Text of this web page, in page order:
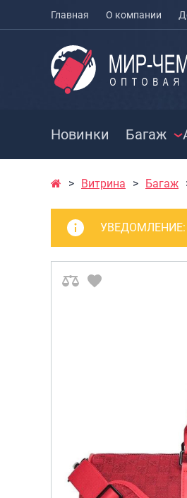
Главная О компании
Новинки Багаж
Витрина Багаж
УВЕДОМЛЕНИЕ: